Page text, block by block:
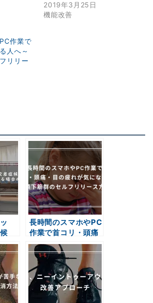
2019年3月25日
機能改善
作業で
人へ～
リリー
し
原
長時間のスマホやPC
作業で首コリ・頭痛
になる人へ～後頭下
筋群のセルフリリー
ス～